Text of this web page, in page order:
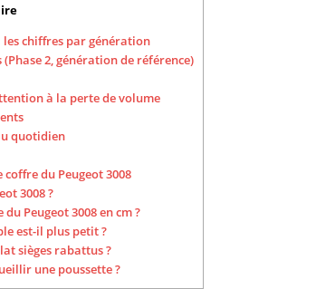
les chiffres par génération
2, génération de référence)
à la perte de volume
quotidien
coffre du Peugeot 3008
3008 ?
Peugeot 3008 en cm ?
est-il plus petit ?
sièges rabattus ?
une poussette ?